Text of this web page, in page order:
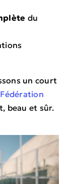
du
un court
Fédération
beau et sûr.